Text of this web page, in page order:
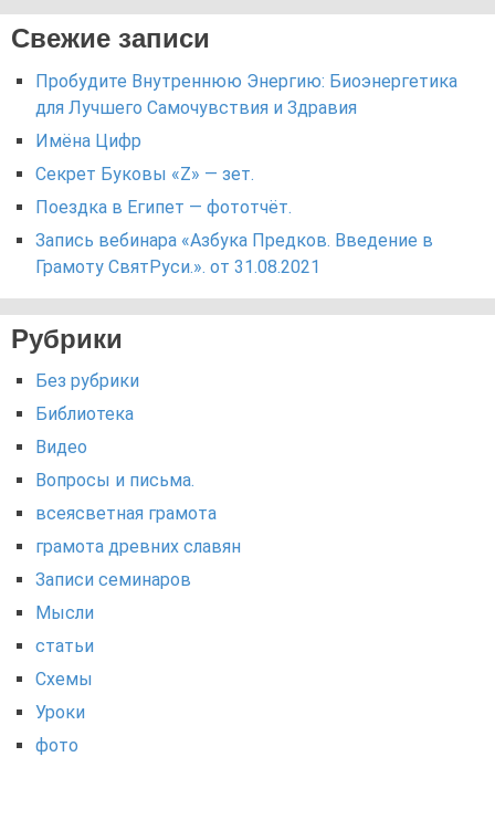
Свежие записи
Пробудите Внутреннюю Энергию: Биоэнергетика
для Лучшего Самочувствия и Здравия
Имёна Цифр
Секрет Буковы «Z» — зет.
Поездка в Египет — фототчёт.
Запись вебинара «Азбука Предков. Введение в
Грамоту СвятРуси.». от 31.08.2021
Рубрики
Без рубрики
Библиотека
Видео
Вопросы и письма.
всеясветная грамота
грамота древних славян
Записи семинаров
Мысли
статьи
Схемы
Уроки
фото